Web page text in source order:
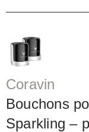
Coravin
Bouchons
Sparkling –